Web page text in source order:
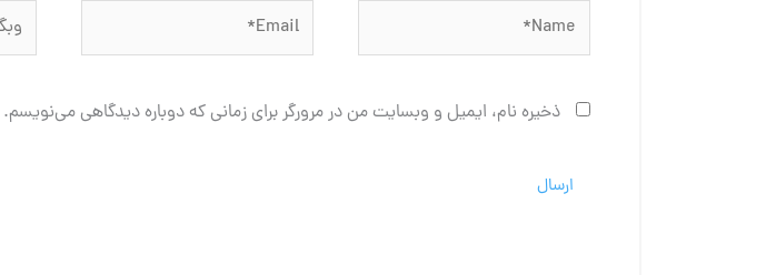
Email* وبگاه
ذخیره نام، ایمیل و وبسایت من در مرورگر برای زمانی که دوباره دیدگاهی می‌نویسم.